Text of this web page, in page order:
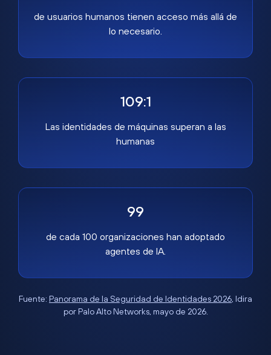
de usuarios humanos tienen acceso más allá de
lo necesario.
109:1
Las identidades de máquinas superan a las
humanas
99
de cada 100 organizaciones han adoptado
agentes de IA.
Fuente: Panorama de la Seguridad de Identidades 2026, Idira
por Palo Alto Networks, mayo de 2026.